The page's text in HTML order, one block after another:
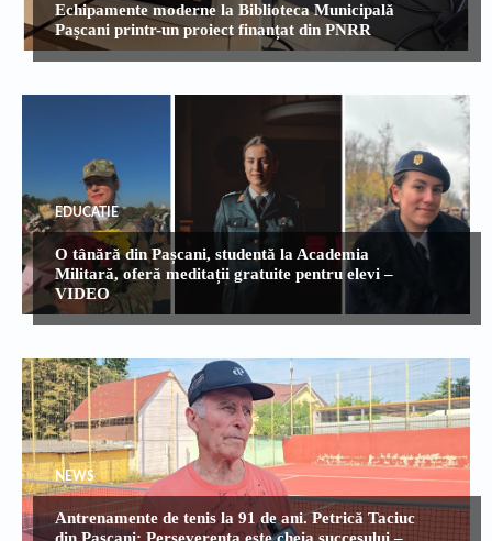
Echipamente moderne la Biblioteca Municipală
Pașcani printr-un proiect finanțat din PNRR
EDUCATIE
O tânără din Pașcani, studentă la Academia
Militară, oferă meditații gratuite pentru elevi –
VIDEO
NEWS
Antrenamente de tenis la 91 de ani. Petrică Taciuc